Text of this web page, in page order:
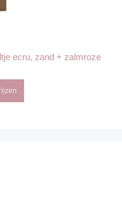
ecru, zand + zalmroze